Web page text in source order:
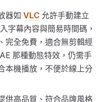
器如VLC 允許手動建立
字幕內容與簡易時間碼，
完全免費，適合無剪輯經
那種動態特效，仍需手
本機播放，不便於線上分
供高品質、符合品牌風格